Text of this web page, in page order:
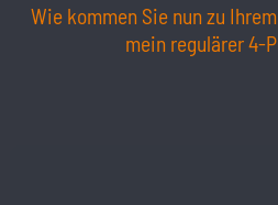
Wie kommen Sie nun zu
mein regulärer 4-